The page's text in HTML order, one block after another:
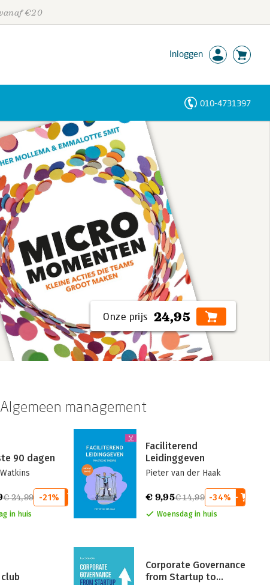
€20
Inloggen
010-4731397
24,95
management
90 dagen
€ 24,99 -21%
in huis
Faciliterend
Leidinggeven
Pieter van der Haak
€ 9,95€ 14,99 -34%
Woensdag in huis
club
Corporate Governance
from Startup to
Personen
Trefwoorden